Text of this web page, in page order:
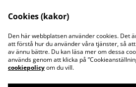
Kontakta oss
Integritetspolicy
Cookies (kakor)
Den här webbplatsen använder cookies. Det
att förstå hur du använder våra tjänster, så
av ännu bättre. Du kan läsa mer om dessa
används genom att klicka på
cookiepolicyom du vill.